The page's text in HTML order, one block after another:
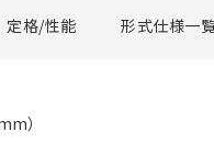
定格/性能 形式仕様一
）